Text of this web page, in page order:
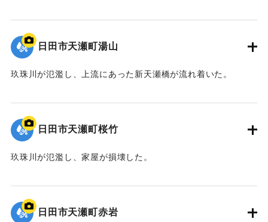
2020/7/6｜固有コード:01215080
日田市天瀬町湯山
玖珠川が氾濫し、上流にあった新天瀬橋が流れ着いた。
2020/7/6｜固有コード:01215079
日田市天瀬町桜竹
玖珠川が氾濫し、家屋が損壊した。
2020/7/6｜固有コード:01215078
日田市天瀬町赤岩